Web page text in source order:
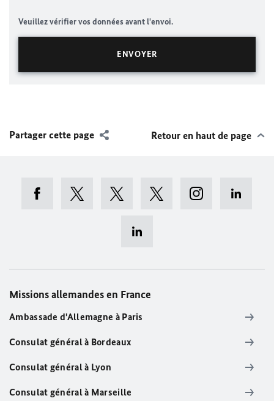
Veuillez vérifier vos données avant l'envoi.
Partager cette page Retour en haut de page
Missions allemandes en France
Ambassade d'Allemagne à Paris
Consulat général à Bordeaux
Consulat général à Lyon
Consulat général à Marseille